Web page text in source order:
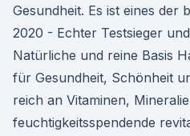
Gesundheit. Es ist eines der
2020 - Echter Testsieger
Natürliche und reine Basis
für Gesundheit, Schönheit
reich an Vitaminen,
feuchtigkeitsspendende